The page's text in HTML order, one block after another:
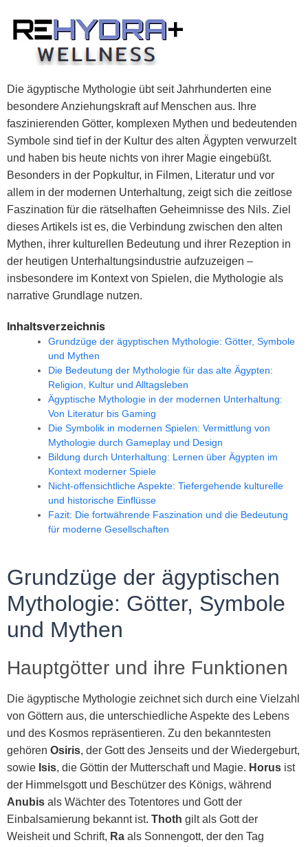
content
Die ägyptische Mythologie übt seit Jahrhunderten eine
besondere Anziehungskraft auf Menschen aus. Ihre
faszinierenden Götter, komplexen Mythen und bedeutenden
Symbole sind tief in der Kultur des alten Ägypten verwurzelt
und haben bis heute nichts von ihrer Magie eingebüßt.
Besonders in der Popkultur, in Filmen, Literatur und vor
allem in der modernen Unterhaltung, zeigt sich die zeitlose
Faszination für die rätselhaften Geheimnisse des Nils. Ziel
dieses Artikels ist es, die Verbindung zwischen den alten
Mythen, ihrer kulturellen Bedeutung und ihrer Rezeption in
der heutigen Unterhaltungsindustrie aufzuzeigen –
insbesondere im Kontext von Spielen, die Mythologie als
narrative Grundlage nutzen.
Inhaltsverzeichnis
Grundzüge der ägyptischen Mythologie: Götter, Symbole
und Mythen
Die Bedeutung der Mythologie für das alte Ägypten:
Religion, Kultur und Alltagsleben
Ägyptische Mythologie in der modernen Unterhaltung:
Von Literatur bis Gaming
Die Symbolik in modernen Spielen: Vermittlung von
Mythologie durch Gameplay und Design
Bildung durch Unterhaltung: Lernen über Ägypten im
Kontext moderner Spiele
Nicht-offensichtliche Aspekte: Tiefergehende kulturelle
und historische Einflüsse
Fazit: Die fortwährende Faszination und die Bedeutung
für moderne Gesellschaften
Grundzüge der ägyptischen
Mythologie: Götter, Symbole
und Mythen
Hauptgötter und ihre Funktionen
Die ägyptische Mythologie zeichnet sich durch eine Vielzahl
von Göttern aus, die unterschiedliche Aspekte des Lebens
und des Kosmos repräsentieren. Zu den bekanntesten
gehören Osiris, der Gott des Jenseits und der Wiedergeburt,
sowie Isis, die Göttin der Mutterschaft und Magie. Horus ist
der Himmelsgott und Beschützer des Königs, während
Anubis als Wächter des Totentores und Gott der
Einbalsamierung bekannt ist. Thoth gilt als Gott der
Weisheit und Schrift, Ra als Sonnengott, der den Tag